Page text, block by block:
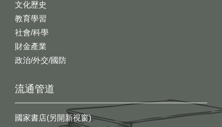
文化歷史
教育學習
社會/科學
財金產業
政治/外交/國防
流通管道
國家書店(另開新視窗)